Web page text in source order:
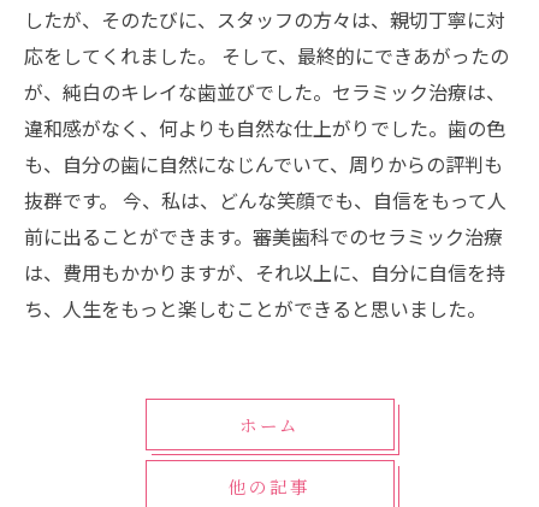
したが、そのたびに、スタッフの方々は、親切丁寧に対
応をしてくれました。 そして、最終的にできあがったの
が、純白のキレイな歯並びでした。セラミック治療は、
違和感がなく、何よりも自然な仕上がりでした。歯の色
も、自分の歯に自然になじんでいて、周りからの評判も
抜群です。 今、私は、どんな笑顔でも、自信をもって人
前に出ることができます。審美歯科でのセラミック治療
は、費用もかかりますが、それ以上に、自分に自信を持
ち、人生をもっと楽しむことができると思いました。
ホーム
他の記事